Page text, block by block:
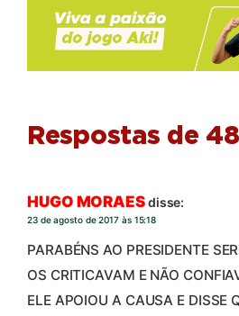
Respostas de 48
HUGO MORAESdisse:
23 de agosto de 2017 às 15:18
PARABÉNS AO PRESIDENTE
OS CRITICAVAM E NÃO
ELE APOIOU A CAUSA E DISSE